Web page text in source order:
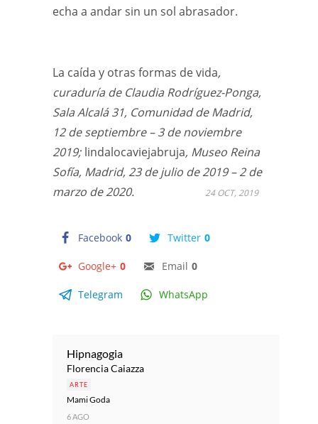
echa a andar sin un sol abrasador.
La caída y otras formas de vida,
curaduría de Claudia Rodríguez-Ponga,
Sala Alcalá 31, Comunidad de Madrid,
12 de septiembre – 3 de noviembre
2019; lindalocaviejabruja, Museo Reina
Sofía, Madrid, 23 de julio de 2019 – 2 de
marzo de 2020.
Facebook 0 Twitter 0
Google+ 0 Email 0
Telegram WhatsApp
24 OCT, 2019
Hipnagogia
Florencia Caiazza
ARTE
Mami Goda
6 AGO